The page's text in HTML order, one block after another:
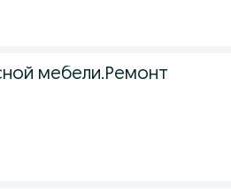
мебели.Ремонт